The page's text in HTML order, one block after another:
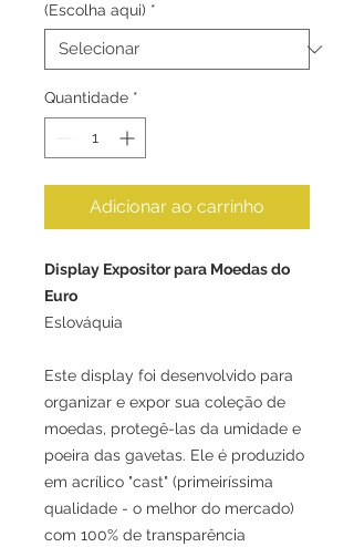
(Escolha aqui) *
Quantidade *
Adicionar ao carrinho
Display Expositor para Moedas do
Euro
Eslováquia
Este display foi desenvolvido para
organizar e expor sua coleção de
moedas, protegê-las da umidade e
poeira das gavetas. Ele é produzido
em acrílico "cast" (primeiríssima
qualidade - o melhor do mercado)
com 100% de transparência